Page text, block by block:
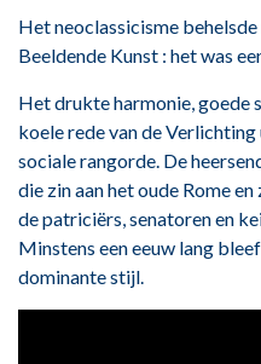
Het neoclassicisme
Beeldende Kunst : het was
Het drukte harmonie, goede
koele rede van de
sociale rangorde. De
die zin aan het oude Rome
de patriciërs, senatoren en
Minstens een eeuw lang
dominante stijl.